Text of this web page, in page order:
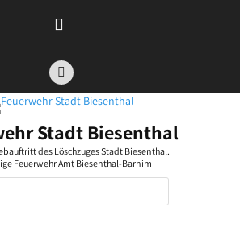
Facebook
Stadt Biesenthal
des Löschzuges Stadt Biesenthal.
Feuerwehr Amt Biesenthal-Barnim